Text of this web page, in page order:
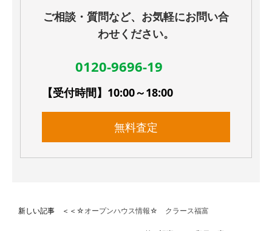
ご相談・質問など、お気軽にお問い合
わせください。
0120-9696-19
【受付時間】10:00～18:00
無料査定
新しい記事 ＜＜ ☆オープンハウス情報☆ クラース福富